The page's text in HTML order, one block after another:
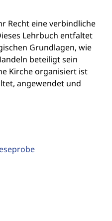
Recht eine verbindliche
Lehrbuch entfaltet
Grundlagen, wie
beteiligt sein
Kirche organisiert ist
angewendet und